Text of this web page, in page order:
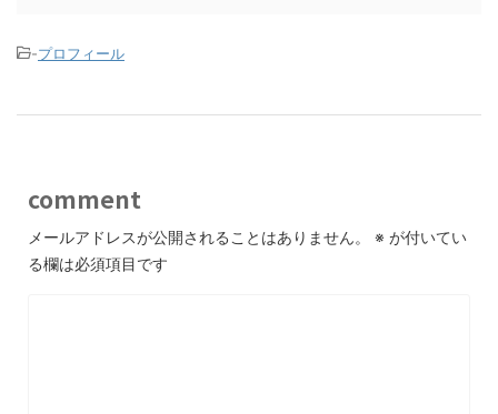
-プロフィール
comment
メールアドレスが公開されることはありません。 ※ が付いてい
る欄は必須項目です